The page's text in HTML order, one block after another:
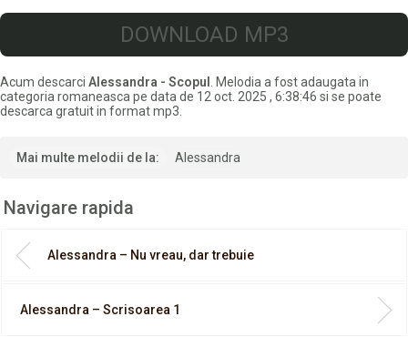
DOWNLOAD MP3
Acum descarci Alessandra - Scopul
. Melodia a fost adaugata in
categoria romaneasca pe data de 12 oct. 2025 , 6:38:46 si se poate
descarca gratuit in format mp3.
Mai multe melodii de la: Alessandra
Navigare rapida
Alessandra – Nu vreau, dar trebuie
Alessandra – Scrisoarea 1